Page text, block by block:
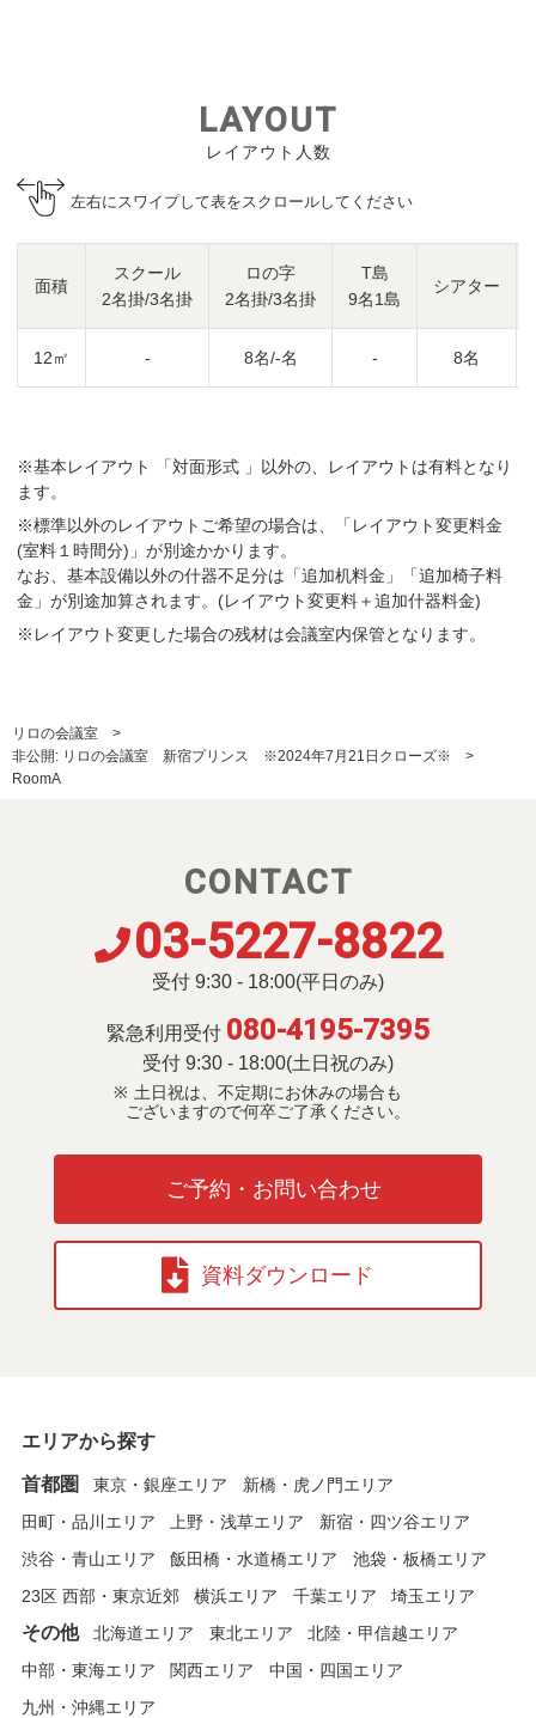
LAYOUT
レイアウト人数
左右にスワイプして表をスクロールしてください
面積
スクール
2名掛/3名掛
ロの字
2名掛/3名掛
T島
9名1島
シアター
12㎡ - 8名/-名 - 8名
※基本レイアウト 「対面形式 」以外の、レイアウトは有料となり
ます。
※標準以外のレイアウトご希望の場合は、「レイアウト変更料金
(室料１時間分)」が別途かかります。
なお、基本設備以外の什器不足分は「追加机料金」「追加椅子料
金」が別途加算されます。(レイアウト変更料＋追加什器料金)
※レイアウト変更した場合の残材は会議室内保管となります。
リロの会議室
非公開: リロの会議室 新宿プリンス ※2024年7月21日クローズ※
RoomA
CONTACT
03-5227-8822
受付 9:30 - 18:00(平日のみ)
緊急利用受付 080-4195-7395
受付 9:30 - 18:00(土日祝のみ)
土日祝は、不定期にお休みの場合も
ございますので何卒ご了承ください。
ご予約・お問い合わせ
資料ダウンロード
エリアから探す
首都圏 東京・銀座エリア
新橋・虎ノ門エリア
田町・品川エリア
上野・浅草エリア
新宿・四ツ谷エリア
渋谷・青山エリア
飯田橋・水道橋エリア
池袋・板橋エリア
23区 西部・東京近郊
横浜エリア 千葉エリア 埼玉エリア
その他 北海道エリア 東北エリア
北陸・甲信越エリア
中部・東海エリア
関西エリア
中国・四国エリア
九州・沖縄エリア